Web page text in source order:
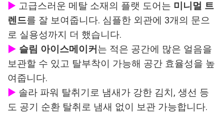
▶ 고급스러운 메탈 소재의 플랫 도어는 미니멀 트
렌드를 잘 보여줍니다. 심플한 외관에 3개의 문으
로 실용성까지 더 했습니다.
▶ 슬림 아이스메이커 는 적은 공간에 많은 얼음을
보관할 수 있고 탈부착이 가능해 공간 효율성을 높
여줍니다.
▶ 솔라 파워 탈취기로 냄새가 강한 김치, 생선 등
도 공기 순환 탈취로 냄새 없이 보관 가능합니다.